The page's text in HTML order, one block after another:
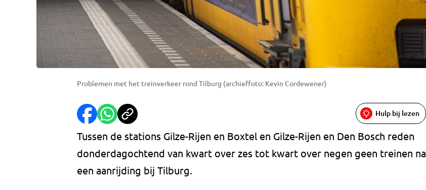
Problemen met het treinverkeer rond Tilburg (archieffoto: Kevin Cordewener)
Hulp bij lezen
Tussen de stations Gilze-Rijen en Boxtel en Gilze-Rijen en Den Bosch reden
donderdagochtend van kwart over zes tot kwart over negen geen treinen na
een aanrijding bij Tilburg.